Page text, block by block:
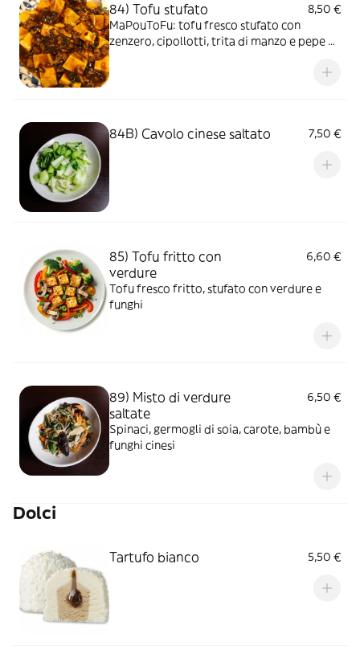
84) Tofu stufato
8,50 €
MaPouToFu: tofu fresco stufato con
zenzero, cipollotti, trita di manzo e pepe di
84B) Cavolo cinese saltato 7,50 €
85) Tofu fritto con
verdure
6,60 €
Tofu fresco fritto, stufato con verdure e
funghi
89) Misto di verdure
saltate
6,50 €
Spinaci, germogli di soia, carote, bambù e
funghi cinesi
Dolci
Tartufo bianco 5,50 €